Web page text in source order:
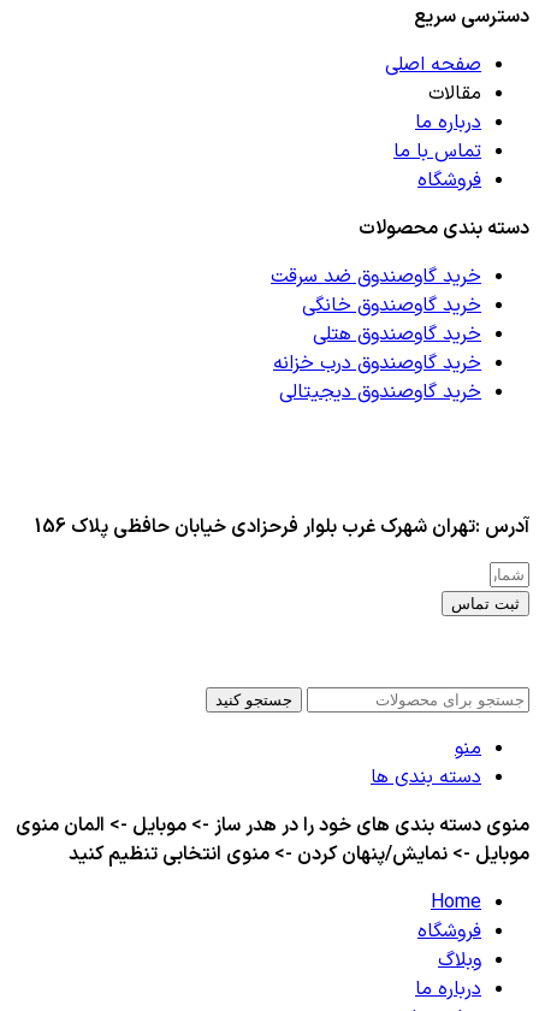
دسترسی سریع
صفحه اصلی
مقالات
درباره ما
تماس با ما
فروشگاه
دسته بندی محصولات
خرید گاوصندوق ضد سرقت
خرید گاوصندوق خانگی
خرید گاوصندوق هتلی
خرید گاوصندوق درب خزانه
خرید گاوصندوق دیجیتالی
آدرس :تهران شهرک غرب بلوار فرحزادی خیابان حافظی پلاک 156
ثبت تماس
جستجو کنید
منو
دسته بندی ها
منوی دسته بندی های خود را در هدر ساز -> موبایل -> المان منوی
موبایل -> نمایش/پنهان کردن -> منوی انتخابی تنظیم کنید
Home
فروشگاه
وبلاگ
درباره ما